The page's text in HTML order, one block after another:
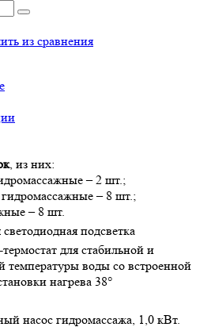
из сравнения
, из них:
– 2 шт.;
– 8 шт.;
– 8 шт.
подсветка
для стабильной и
температуры воды со встроенной
нагрева 38°
насос гидромассажа, 1,0 кВт.